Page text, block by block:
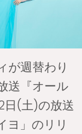
が週替わり
送『オール
日(土)の放送
ヨ」のリリ